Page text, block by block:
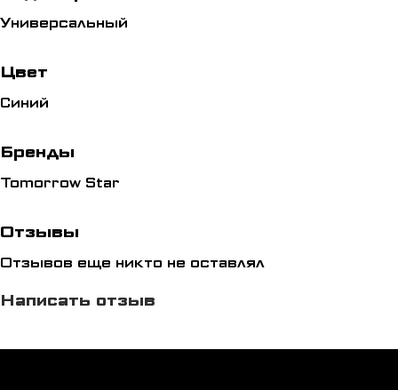
Универсальный
Цвет
Синий
Бренды
Tomorrow Star
Отзывы
Отзывов еще никто не оставлял
Написать отзыв